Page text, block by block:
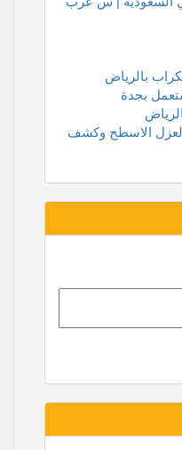
بالرياض
بجدة
الاسطح وكشف